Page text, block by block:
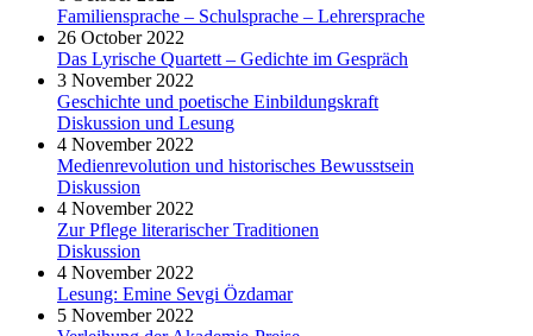
Familiensprache – Schulsprache – Lehrersprache
26 October 2022
Das Lyrische Quartett – Gedichte im Gespräch
3 November 2022
Geschichte und poetische Einbildungskraft
Diskussion und Lesung
4 November 2022
Medienrevolution und historisches Bewusstsein
Diskussion
4 November 2022
Zur Pflege literarischer Traditionen
Diskussion
4 November 2022
Lesung: Emine Sevgi Özdamar
5 November 2022